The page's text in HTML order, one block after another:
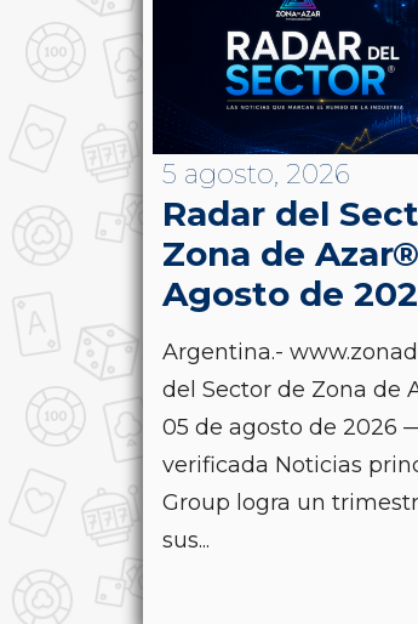
5 agosto, 2026
Radar del
Zona de
Agosto de
Argentina.-
del Sector de Zona de
05 de agosto de 2026
verificada Noticias
Group logra un
sus...